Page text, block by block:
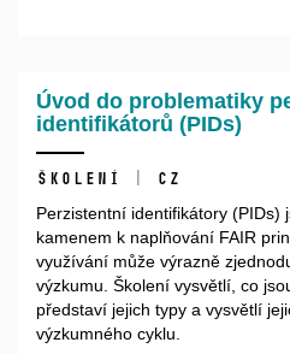
Úvod do problematiky
identifikátorů (PIDs)
Školení | CZ
Perzistentní identifikátory (PIDs)
kamenem k naplňování FAIR
využívání může výrazně
výzkumu. Školení vysvětlí, co
představí jejich typy a vysvětlí
výzkumného cyklu.